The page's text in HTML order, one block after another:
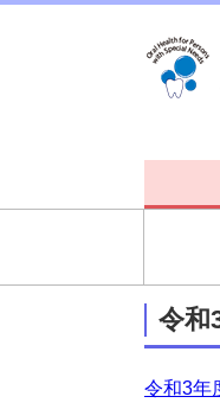
令和
令和3年